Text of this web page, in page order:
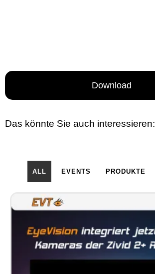
Download
Das könnte Sie auch interessieren:
ALL EVENTS PRODUKTE